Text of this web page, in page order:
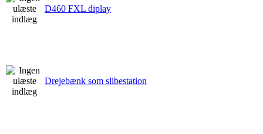
D460 FXL diplay
Drejebænk som slibestation